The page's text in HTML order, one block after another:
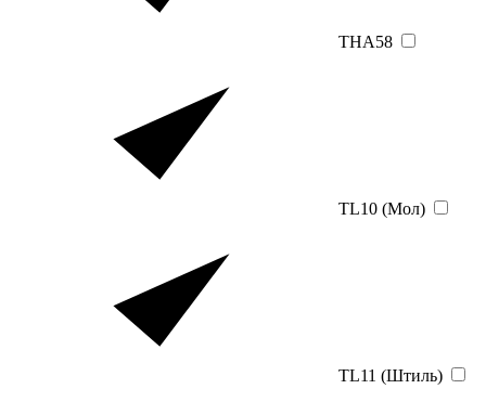
THA58
TL10 (Мол)
TL11 (Штиль)